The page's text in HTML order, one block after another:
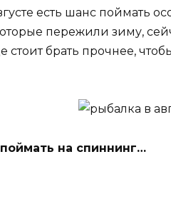
есть шанс поймать
пережили зиму,
стоит брать прочнее,
на спиннинг…